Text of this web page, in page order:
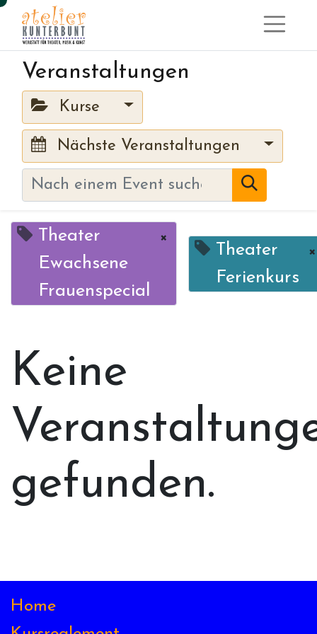
Veranstaltungen
Kurse
Nächste Veranstaltungen
Theater
Ewachsene
Frauenspecial
×
Theater
Ferienkurs
×
Keine
gefunden.
Home